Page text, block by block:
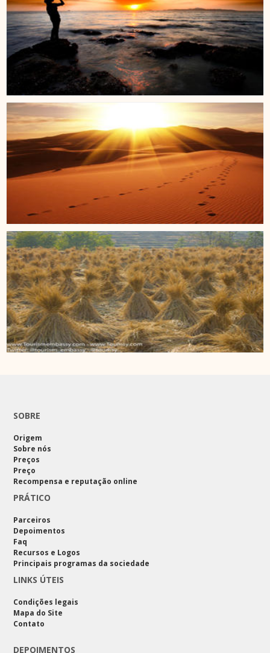
SOBRE
Origem
Sobre nós
Preços
Preço
Recompensa e reputação online
PRÁTICO
Parceiros
Depoimentos
Faq
Recursos e Logos
Principais programas da sociedade
LINKS ÚTEIS
Condições legais
Mapa do Site
Contato
DEPOIMENTOS